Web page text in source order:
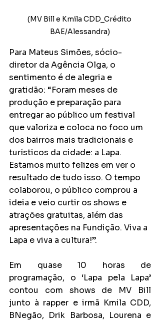
(MV Bill e Kmila CDD_Crédito
BAE/Alessandra)
Para Mateus Simões, sócio-
diretor da Agência Olga, o
sentimento é de alegria e
gratidão: “Foram meses de
produção e preparação para
entregar ao público um festival
que valoriza e coloca no foco um
dos bairros mais tradicionais e
turísticos da cidade: a Lapa.
Estamos muito felizes em ver o
resultado de tudo isso. O tempo
colaborou, o público comprou a
ideia e veio curtir os shows e
atrações gratuitas, além das
apresentações na Fundição. Viva a
Lapa e viva a cultura!”.
Em quase 10 horas de
programação, o ‘Lapa pela Lapa’
contou com shows de MV Bill
junto à rapper e irmã Kmila CDD,
BNegão, Drik Barbosa, Lourena e